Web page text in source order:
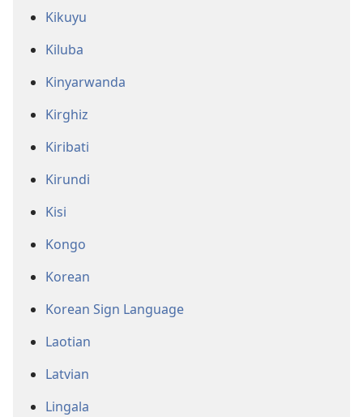
Kikuyu
Kiluba
Kinyarwanda
Kirghiz
Kiribati
Kirundi
Kisi
Kongo
Korean
Korean Sign Language
Laotian
Latvian
Lingala